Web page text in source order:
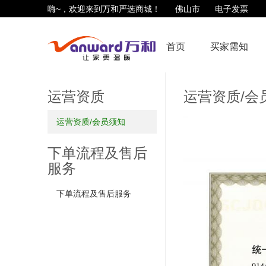
嗨~，欢迎来到万和严选商城！ 佛山市 电子发票
首页 买家需知
运营资质
运营资质/会员须知
下单流程及售后
服务
下单流程及售后服务
运营资质/会